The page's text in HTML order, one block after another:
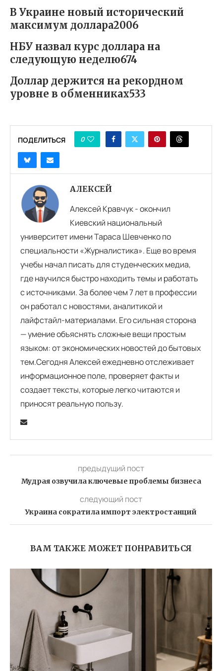
В Украине новый исторический
максимум доллара2006
НБУ назвал курс доллара на
следующую неделю674
Доллар держится на рекордном
уровне в обменниках533
ПОДЕЛИТЬСЯ 0
АЛЕКСЕЙ
Алексей Кравчук - окончил
Киевский национальный
университет имени Тараса Шевченко по
специальности «Журналистика». Еще во время
учебы начал писать для студенческих медиа,
где научился быстро находить темы и работать
с источниками. За более чем 7 лет в профессии
он работал с новостями, аналитикой и
лайфстайл-материалами. Его сильная сторона
— умение объяснять сложные вещи простым
языком: от экономических новостей до бытовых
тем.Сегодня Алексей ежедневно отслеживает
информационное поле, проверяет факты и
создает тексты, которые легко читаются и
приносят реальную пользу.
предыдущий пост
Мудрая озвучила ключевые проблемы бизнеса
следующий пост
Украина сократила импорт электростанций
ВАМ ТАКЖЕ МОЖЕТ ПОНРАВИТЬСЯ